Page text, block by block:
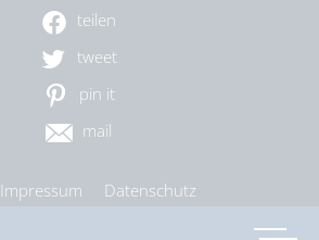
teilen
tweet
pin it
mail
Impressum
Datenschutz